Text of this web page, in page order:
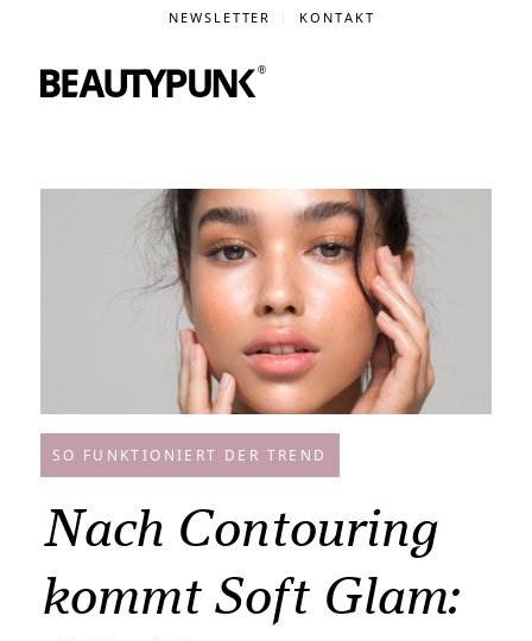
NEWSLETTER KONTAKT
SO FUNKTIONIERT DER TREND
Nach Contouring
kommt Soft Glam: